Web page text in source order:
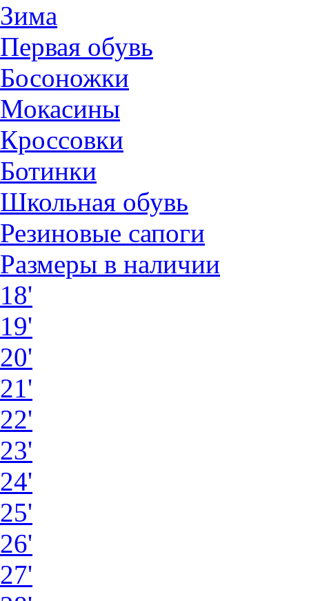
Зима
Первая обувь
Босоножки
Мокасины
Кроссовки
Ботинки
Школьная обувь
Резиновые сапоги
Размеры в наличии
18'
19'
20'
21'
22'
23'
24'
25'
26'
27'